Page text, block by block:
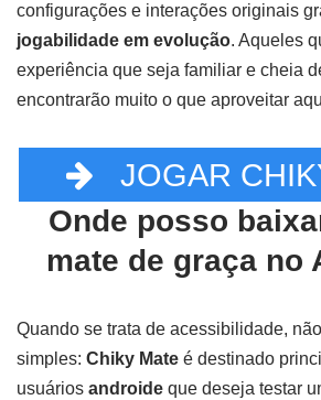
configurações e interações originais
jogabilidade em evolução. Aqueles
experiência que seja familiar e cheia
encontrarão muito o que aproveitar
JOGAR
Onde posso
mate de graça no
Quando se trata de acessibilidade,
simples: Chiky Mate é destinado
usuários androide que deseja testar